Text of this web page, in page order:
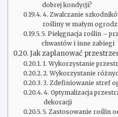
dobrej kondycji?
4. Zwalczanie
rośliny w małym
5. Pielęgnacja roślin –
chwastów i inne zabiegi
Jak zaplanować
1. Wykorzystanie
2. Wykorzystanie
3. Zdefiniowanie stref
4. Optymalizacja
dekoracji
5. Zastosowanie roślin